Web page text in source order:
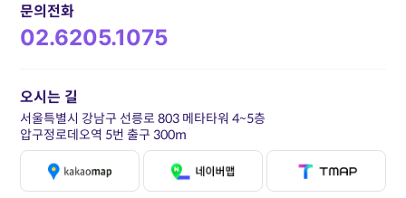
문의전화
02.6205.1075
오시는 길
서울특별시 강남구 선릉로 803 메타타워 4~5층
압구정로데오역 5번 출구 300m